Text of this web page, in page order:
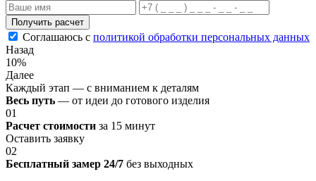
Получить расчет
Соглашаюсь с политикой обработки персональных данных
Назад
10%
Далее
Каждый этап — с вниманием к деталям
Весь путь — от идеи до готового изделия
01
Расчет стоимости за 15 минут
Оставить заявку
02
Бесплатный замер 24/7 без выходных